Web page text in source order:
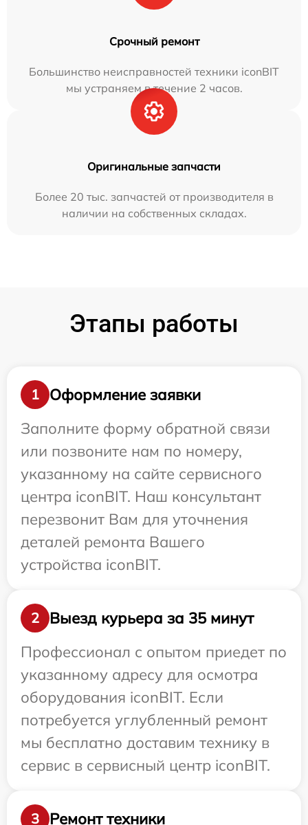
Срочный ремонт
Большинство неисправностей техники iconBIT
мы устраняем в течение 2 часов.
Оригинальные запчасти
Более 20 тыс. запчастей от производителя в
наличии на собственных складах.
Этапы работы
1
Оформление заявки
Заполните форму обратной связи
или позвоните нам по номеру,
указанному на сайте сервисного
центра iconBIT. Наш консультант
перезвонит Вам для уточнения
деталей ремонта Вашего
устройства iconBIT.
2
Выезд курьера за 35 минут
Профессионал с опытом приедет по
указанному адресу для осмотра
оборудования iconBIT. Если
потребуется углубленный ремонт
мы бесплатно доставим технику в
сервис в сервисный центр iconBIT.
3 Ремонт техники